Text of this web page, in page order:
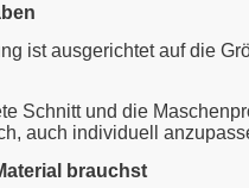
ist ausgerichtet auf die
Schnitt und die
auch individuell
brauchst